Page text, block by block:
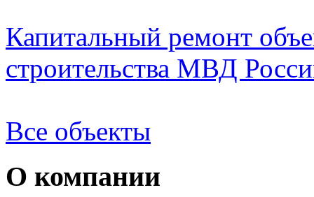
Капитальный ремонт
строительства МВД
Все объекты
О компании